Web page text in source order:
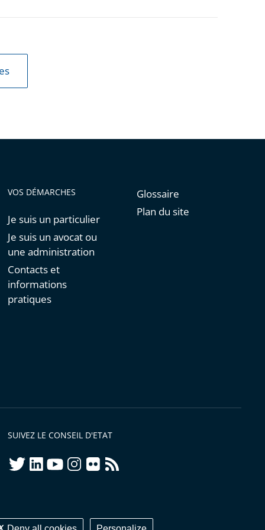
VOS DÉMARCHES
Je suis un particulier
Je suis un avocat ou
une administration
Contacts et
informations
pratiques
Glossaire
Plan du site
SUIVEZ LE CONSEIL D'ETAT
twitterlinkedInyoutubeinstagram
flickrrss
conforme